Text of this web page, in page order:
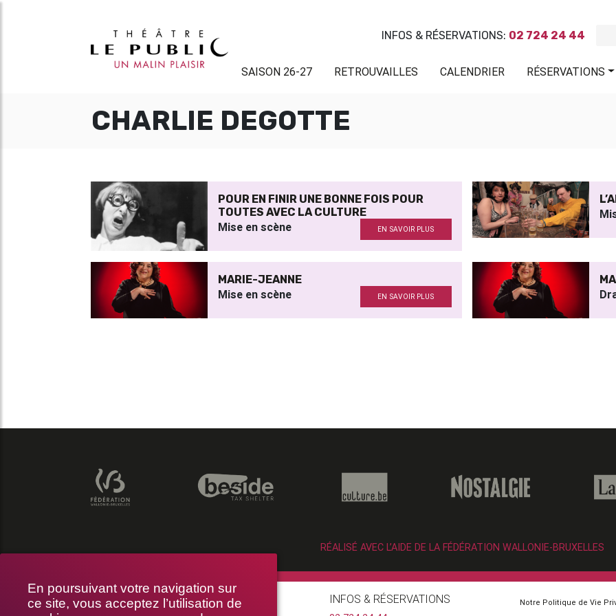
En poursuivant votre navigation sur
ce site, vous acceptez l’utilisation de
INFOS & RÉSERVATIONS: 02 724 24 44
SAISON 26-27 RETROUVAILLES CALENDRIER RÉSERVATIONS
CHARLIE DEGOTTE
POUR EN FINIR UNE BONNE FOIS POUR
TOUTES AVEC LA CULTURE
Mise en scène EN SAVOIR PLUS
MARIE-JEANNE
Mise en scène EN SAVOIR PLUS
RÉALISÉ AVEC L’AIDE DE LA FÉDÉRATION WALLONIE-BRUXELLES
THÉÂTRE LE PUBLIC INFOS & RÉSERVATIONS Notre Politique de Vie